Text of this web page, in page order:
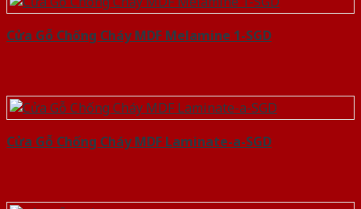
Cửa Gỗ Chống Cháy MDF Melamine 1-SGD
Cửa Gỗ Chống Cháy MDF Laminate-a-SGD